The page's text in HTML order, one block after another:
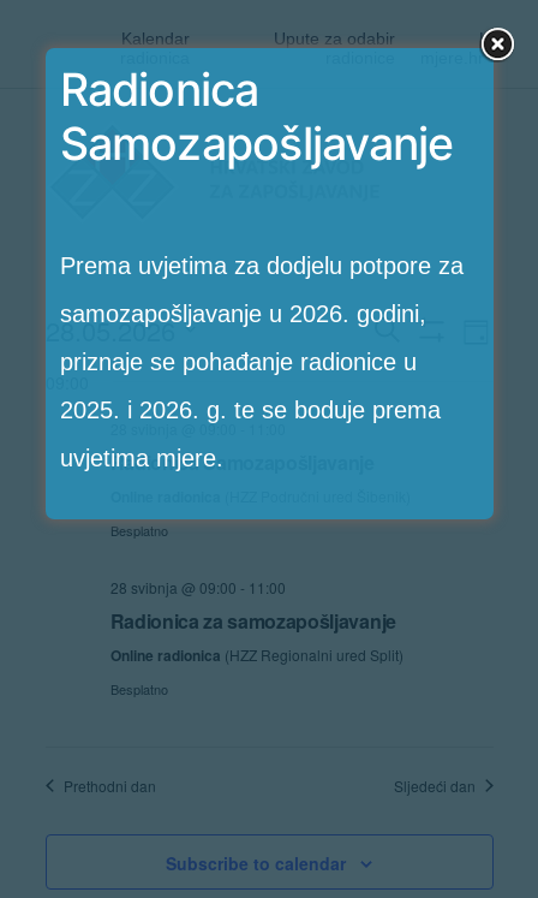
Kalendar
Upute za odabir
|
mjere.hr
Preskoči
Radionice
Search
Search
28.05.2026
Odaberite
datum.
09:00
28 svibnja @ 09:00
Radionica Samozapošljavanje
Besplatno
28 svibnja @ 09:00 - 11:00
Radionica za samozapošljavanje
Online radionica (HZZ Regionalni ured Split)
Besplatno
Prethodni dan Sljedeći dan
Subscribe to calendar
Radionica
Samozapošljavanje
Prema uvjetima za dodjelu potpore za
samozapošljavanje u 2026. godini,
priznaje se pohađanje radionice u
2025. i 2026. g. te se boduje prema
uvjetima mjere.